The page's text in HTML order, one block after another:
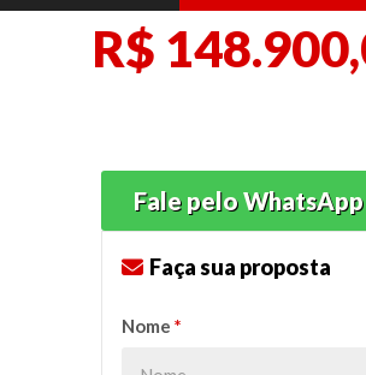
R$
Fale pelo WhatsApp
Faça sua proposta
Nome *